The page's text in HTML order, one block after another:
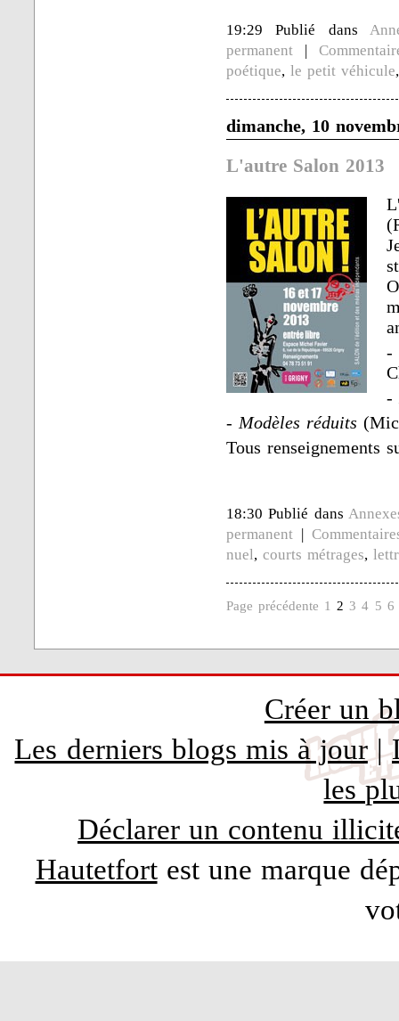
19:29 Publié dans
permanent
poétique,le petit véhicule
dimanche, 10
L'autre Salon 2013
-
-
- Modèles réduits
Tous renseignements
18:30 Publié dans
permanent |
nuel,courts métrages,
Page précédente 1 2 3 4 5 6
Créer un
Les derniers blogs mis à jour|
les
Déclarer un contenu
Hautetfortest une marque